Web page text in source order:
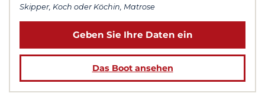
Skipper, Koch oder Köchin, Matrose
Geben Sie Ihre Daten ein
Das Boot ansehen